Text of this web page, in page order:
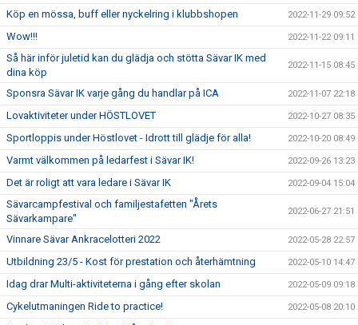
Köp en mössa, buff eller nyckelring i klubbshopen 2022-11-29 09:52
Wow!!! 2022-11-22 09:11
Så här inför juletid kan du glädja och stötta Sävar IK med
dina köp
2022-11-15 08:45
Sponsra Sävar IK varje gång du handlar på ICA 2022-11-07 22:18
Lovaktiviteter under HÖSTLOVET 2022-10-27 08:35
Sportloppis under Höstlovet - Idrott till glädje för alla! 2022-10-20 08:49
Varmt välkommen på ledarfest i Sävar IK! 2022-09-26 13:23
Det är roligt att vara ledare i Sävar IK 2022-09-04 15:04
Sävarcampfestival och familjestafetten "Årets
Sävarkampare"
2022-06-27 21:51
Vinnare Sävar Ankracelotteri 2022 2022-05-28 22:57
Utbildning 23/5 - Kost för prestation och återhämtning 2022-05-10 14:47
Idag drar Multi-aktiviteterna i gång efter skolan 2022-05-09 09:18
Cykelutmaningen Ride to practice! 2022-05-08 20:10